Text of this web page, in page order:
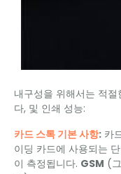
내구성을 위해서는 적
다, 및 인쇄 성능:
카드 스톡 기본 사항: 카
이딩 카드에 사용되는
이 측정됩니다. GSM (